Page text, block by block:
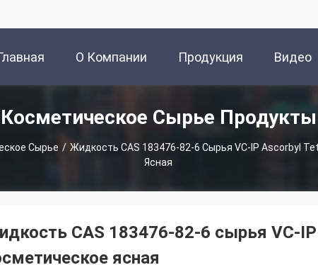
О Компании Продукция Видео
Косметическое Сырье Продукты
Сырье / Жидкость CAS 183476-82-6 Сырья VC-IP Ascorbyl
Ясная
CAS 183476-82-6 сырья VC-
ясная